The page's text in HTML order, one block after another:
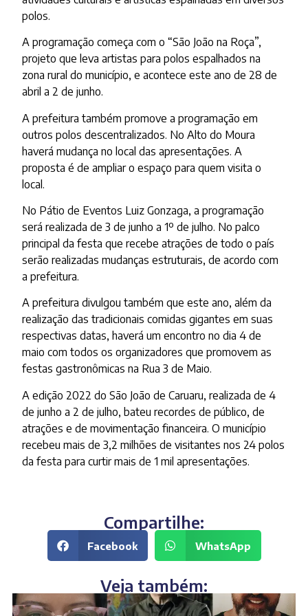
polos.
A programação começa com o “São João na Roça”,
projeto que leva artistas para polos espalhados na
zona rural do município, e acontece este ano de 28 de
abril a 2 de junho.
A prefeitura também promove a programação em
outros polos descentralizados. No Alto do Moura
haverá mudança no local das apresentações. A
proposta é de ampliar o espaço para quem visita o
local.
No Pátio de Eventos Luiz Gonzaga, a programação
será realizada de 3 de junho a 1º de julho. No palco
principal da festa que recebe atrações de todo o país
serão realizadas mudanças estruturais, de acordo com
a prefeitura.
A prefeitura divulgou também que este ano, além da
realização das tradicionais comidas gigantes em suas
respectivas datas, haverá um encontro no dia 4 de
maio com todos os organizadores que promovem as
festas gastronômicas na Rua 3 de Maio.
A edição 2022 do São João de Caruaru, realizada de 4
de junho a 2 de julho, bateu recordes de público, de
atrações e de movimentação financeira. O município
recebeu mais de 3,2 milhões de visitantes nos 24 polos
da festa para curtir mais de 1 mil apresentações.
Compartilhe:
Facebook WhatsApp
Veja também: